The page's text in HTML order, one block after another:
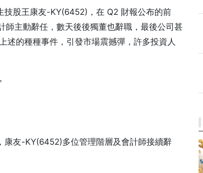
股王康友-KY(6452)，在 Q2 財報公布的前
師主動辭任，數天後後獨董也辭職，最後公司甚
述的種種事件，引發市場震撼彈，許多投資人
友-KY(6452)多位管理階層及會計師接續辭